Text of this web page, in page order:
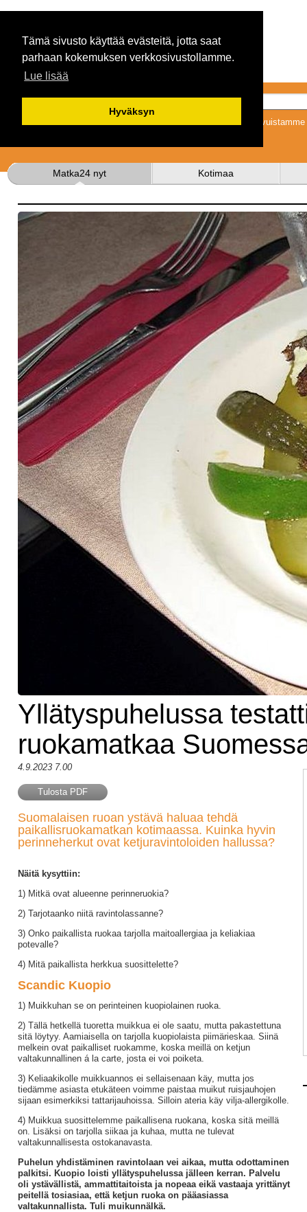
Tämä sivusto käyttää evästeitä, jotta saat
parhaan kokemuksen verkkosivustollamme.
Lue lisää
Hyväksyn
Tykkäämällä
Matka24 nyt Kotimaa
Yllätyspuhelussa
ruokamatkaa
4.9.2023 7.00
Tulosta PDF
Suomalaisen ruoan ystävä haluaa tehdä
paikallisruokamatkan kotimaassa. Kuinka hyvin
perinneherkut ovat ketjuravintoloiden hallussa?
Näitä kysyttiin:
1) Mitkä ovat alueenne perinneruokia?
2) Tarjotaanko niitä ravintolassanne?
3) Onko paikallista ruokaa tarjolla maitoallergiaa ja keliakiaa
potevalle?
4) Mitä paikallista herkkua suosittelette?
Scandic Kuopio
1) Muikkuhan se on perinteinen kuopiolainen ruoka.
2) Tällä hetkellä tuoretta muikkua ei ole saatu, mutta pakastettuna
sitä löytyy. Aamiaisella on tarjolla kuopiolaista piimärieskaa. Siinä
melkein ovat paikalliset ruokamme, koska meillä on ketjun
valtakunnallinen á la carte, josta ei voi poiketa.
3) Keliaakikolle muikkuannos ei sellaisenaan käy, mutta jos
tiedämme asiasta etukäteen voimme paistaa muikut ruisjauhojen
sijaan esimerkiksi tattarijauhoissa. Silloin ateria käy vilja-allergikolle.
4) Muikkua suosittelemme paikallisena ruokana, koska sitä meillä
on. Lisäksi on tarjolla siikaa ja kuhaa, mutta ne tulevat
valtakunnallisesta ostokanavasta.
Puhelun yhdistäminen ravintolaan vei aikaa, mutta odottaminen
palkitsi. Kuopio loisti yllätyspuhelussa jälleen kerran. Palvelu
oli ystävällistä, ammattitaitoista ja nopeaa eikä vastaaja yrittänyt
peitellä tosiasiaa, että ketjun ruoka on pääasiassa
valtakunnallista. Tuli muikunnälkä.